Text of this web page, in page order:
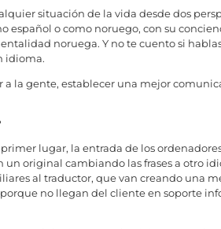
situación de la vida desde dos
o como noruego, con su
noruega. Y no te cuento si
idioma.
la gente, establecer una mejor
lugar, la entrada de los
original cambiando las frases a otro
al traductor, que van creando una
no llegan del cliente en soporte